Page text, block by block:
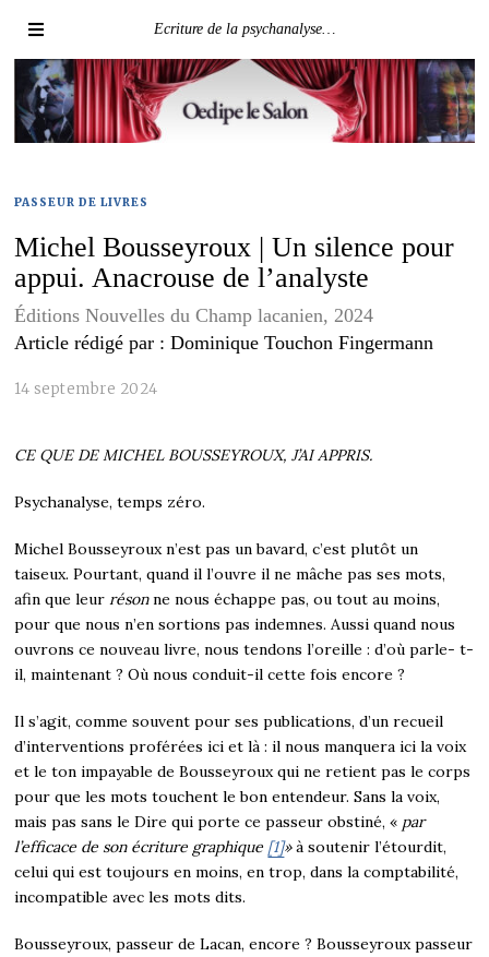
Ecriture de la psychanalyse…
PASSEUR DE LIVRES
Michel Bousseyroux | Un silence pour
appui. Anacrouse de l’analyste
Éditions Nouvelles du Champ lacanien, 2024
Article rédigé par : Dominique Touchon Fingermann
14 septembre 2024
CE QUE DE MICHEL BOUSSEYROUX, J’AI APPRIS.
Psychanalyse, temps zéro.
Michel Bousseyroux n’est pas un bavard, c’est plutôt un
taiseux. Pourtant, quand il l’ouvre il ne mâche pas ses mots,
afin que leur résonne nous échappe pas, ou tout au moins,
pour que nous n’en sortions pas indemnes. Aussi quand nous
ouvrons ce nouveau livre, nous tendons l’oreille : d’où parle- t-
il, maintenant ? Où nous conduit-il cette fois encore ?
Il s’agit, comme souvent pour ses publications, d’un recueil
d’interventions proférées ici et là : il nous manquera ici la voix
et le ton impayable de Bousseyroux qui ne retient pas le corps
pour que les mots touchent le bon entendeur. Sans la voix,
mais pas sans le Dire qui porte ce passeur obstiné, « par
l’efficace de son écriture graphique [1]»à soutenir l’étourdit,
celui qui est toujours en moins, en trop, dans la comptabilité,
incompatible avec les mots dits.
Bousseyroux, passeur de Lacan, encore ? Bousseyroux passeur